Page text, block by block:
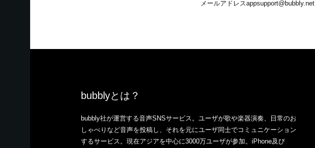
メールアドレスappsupport@bubbly.net
bubblyとは？
bubbly社が運営する音声SNSサービス。ユーザが歌や楽器演奏、日常のお
しゃべりなど音声を投稿し、それを元にユーザ同士でコミュニケーション
するサービス。現在アジアを中心に3000万ユーザが参加。iPhone及び